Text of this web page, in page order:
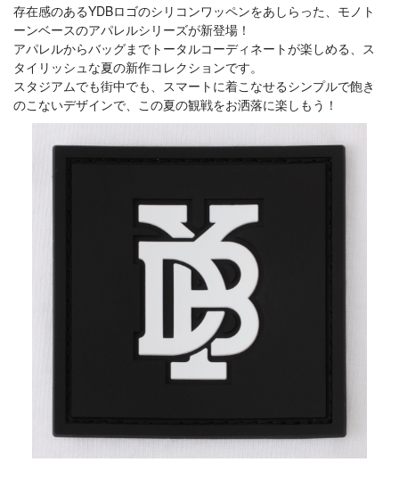
存在感のあるYDBロゴのシリコンワッペンをあしらった、モノト
ーンベースのアパレルシリーズが新登場！
アパレルからバッグまでトータルコーディネートが楽しめる、ス
タイリッシュな夏の新作コレクションです。
スタジアムでも街中でも、スマートに着こなせるシンプルで飽き
のこないデザインで、この夏の観戦をお洒落に楽しもう！